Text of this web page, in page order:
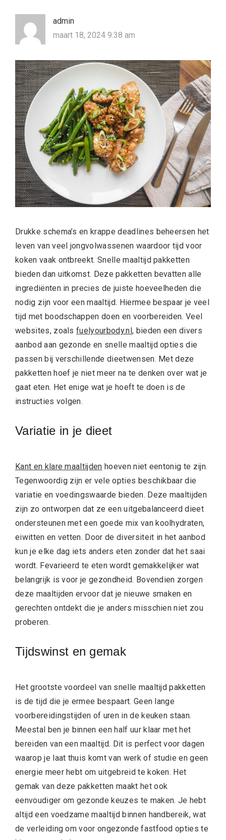
admin
maart 18, 2024 9:38 am
Drukke schema’s en krappe deadlines beheersen het
leven van veel jongvolwassenen waardoor tijd voor
koken vaak ontbreekt. Snelle maaltijd pakketten
bieden dan uitkomst. Deze pakketten bevatten alle
ingrediënten in precies de juiste hoeveelheden die
nodig zijn voor een maaltijd. Hiermee bespaar je veel
tijd met boodschappen doen en voorbereiden. Veel
websites, zoalsfuelyourbody.nl , bieden een divers
aanbod aan gezonde en snelle maaltijd opties die
passen bij verschillende dieetwensen. Met deze
pakketten hoef je niet meer na te denken over wat je
gaat eten. Het enige wat je hoeft te doen is de
instructies volgen.
Variatie in je dieet
Kant en klare maaltijden hoeven niet eentonig te zijn.
Tegenwoordig zijn er vele opties beschikbaar die
variatie en voedingswaarde bieden. Deze maaltijden
zijn zo ontworpen dat ze een uitgebalanceerd dieet
ondersteunen met een goede mix van koolhydraten,
eiwitten en vetten. Door de diversiteit in het aanbod
kun je elke dag iets anders eten zonder dat het saai
wordt. Fevarieerd te eten wordt gemakkelijker wat
belangrijk is voor je gezondheid. Bovendien zorgen
deze maaltijden ervoor dat je nieuwe smaken en
gerechten ontdekt die je anders misschien niet zou
proberen.
Tijdswinst en gemak
Het grootste voordeel van snelle maaltijd pakketten
is de tijd die je ermee bespaart. Geen lange
voorbereidingstijden of uren in de keuken staan.
Meestal ben je binnen een half uur klaar met het
bereiden van een maaltijd. Dit is perfect voor dagen
waarop je laat thuis komt van werk of studie en geen
energie meer hebt om uitgebreid te koken. Het
gemak van deze pakketten maakt het ook
eenvoudiger om gezonde keuzes te maken. Je hebt
altijd een voedzame maaltijd binnen handbereik, wat
de verleiding om voor ongezonde fastfood opties te